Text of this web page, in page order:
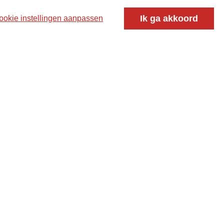
ontmoeting, vorming en gesprek voor christenen
de Nederlandse Gereformeerde Kerken.
instellingen aanpassen Ik ga akkoord